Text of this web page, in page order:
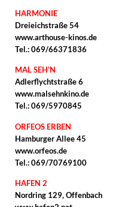
HARMONIE
Dreieichstraße 54
www.arthouse-kinos.de
Tel.: 069/66371836
MAL SEH'N
Adlerflychtstraße 6
www.malsehnkino.de
Tel.: 069/5970845
ORFEOS ERBEN
Hamburger Allee 45
www.orfeos.de
Tel.: 069/70769100
HAFEN 2
Nordring 129, Offenbach